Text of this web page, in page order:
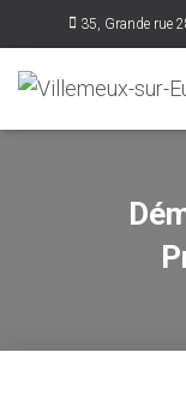
35, Grande rue